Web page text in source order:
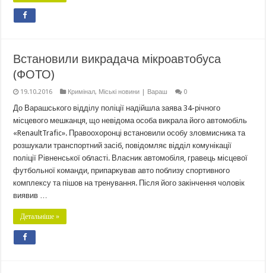
Встановили викрадача мікроавтобуса
(ФОТО)
19.10.2016 Кримінал, Міські новини | Вараш 0
До Варашського відділу поліції надійшла заява 34-річного
місцевого мешканця, що невідома особа викрала його автомобіль
«RenaultTrafic». Правоохоронці встановили особу зловмисника та
розшукали транспортний засіб, повідомляє відділ комунікації
поліції Рівненської області. Власник автомобіля, гравець місцевої
футбольної команди, припаркував авто поблизу спортивного
комплексу та пішов на тренування. Після його закінчення чоловік
виявив …
Детальніше »